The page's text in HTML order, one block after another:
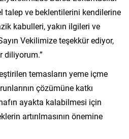
talep ve beklentilerini kendilerine
kabulleri, yakın ilgileri ve
Vekilimize teşekkür ediyor,
diliyorum.”
temasların yeme içme
çözümüne katkı
ayakta kalabilmesi için
artırılmasının önemine